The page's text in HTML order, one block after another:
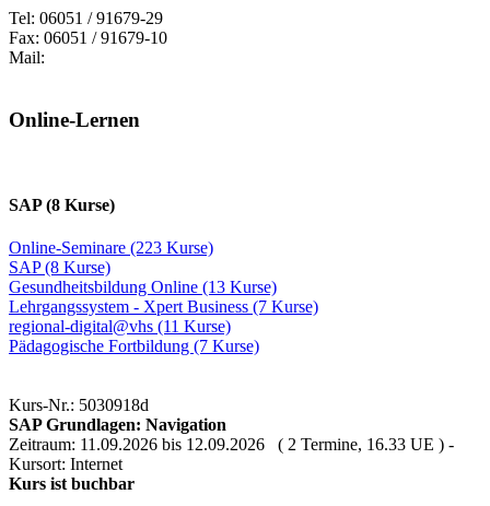
Tel: 06051 / 91679-29
Fax: 06051 / 91679-10
Mail:
Online-Lernen
SAP (8 Kurse)
Online-Seminare (223 Kurse)
SAP (8 Kurse)
Gesundheitsbildung Online (13 Kurse)
Lehrgangssystem - Xpert Business (7 Kurse)
regional-digital@vhs (11 Kurse)
Pädagogische Fortbildung (7 Kurse)
Kurs-Nr.: 5030918d
SAP Grundlagen: Navigation
Zeitraum: 11.09.2026 bis 12.09.2026 ( 2 Termine, 16.33 UE ) -
Kursort: Internet
Kurs ist buchbar